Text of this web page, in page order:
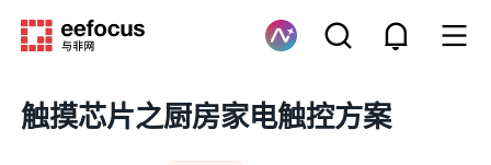
触摸芯片之厨房家电触控方案